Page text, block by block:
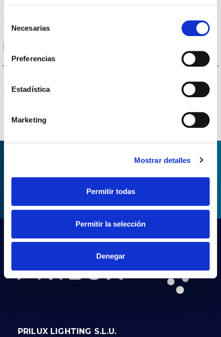
consentimiento
Necesarias
Preferencias
Estadística
Marketing
Mostrar detalles
Permitir todas
Permitir la selección
Denegar
Protecciones
SOLICITAR INFORMACIÓN
PRILUX LIGHTING S.L.U.